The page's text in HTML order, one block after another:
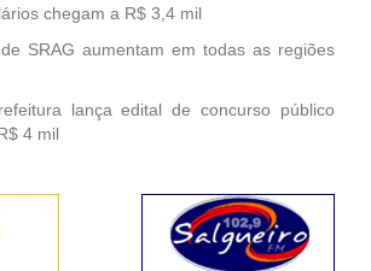
chegam a R$ 3,4 mil
SRAG aumentam em todas as regiões
lança edital de concurso público
4 mil